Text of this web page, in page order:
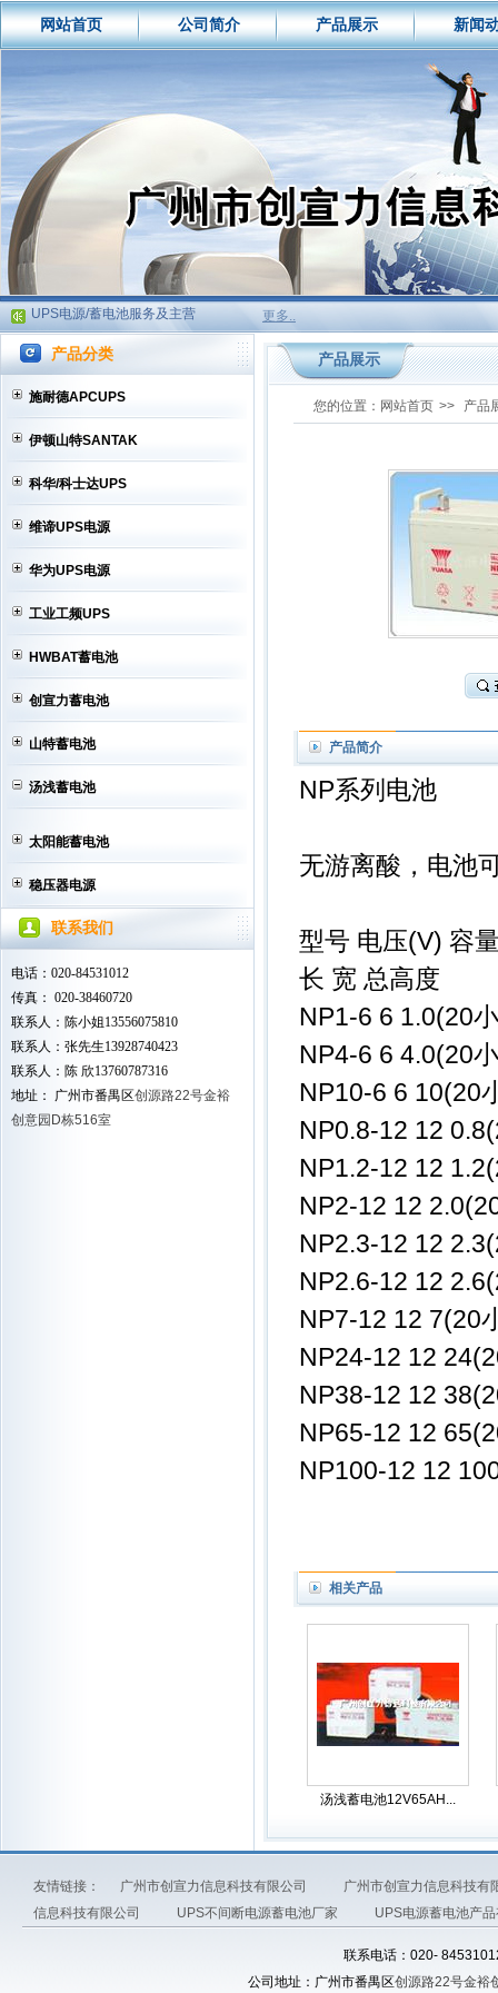
网站首页 公司简介 产品展示 新闻
如何选购买UPS电源
什么是铅酸蓄电池?
UPS电源技术特性比较
UPS电源/蓄电池服务及主营
如何选购买UPS电源
什么是铅酸蓄电池?
UPS电源技术特性比较
UPS电源/蓄电池服务及主营
如何选购买UPS电源
什么是铅酸蓄电池?
UPS电源/蓄电池服务及主营
更多..
产品分类
施耐德APCUPS
伊顿山特SANTAK
科华/科士达UPS
维谛UPS电源
华为UPS电源
工业工频UPS
HWBAT蓄电池
创宣力蓄电池
山特蓄电池
汤浅蓄电池
太阳能蓄电池
稳压器电源
联系我们
电话：020-84531012
传真： 020-38460720
联系人：陈小姐13556075810
联系人：张先生13928740423
联系人：陈 欣13760787316
地址： 广州市番禺区创源路22号金裕
创意园D栋516室
产品展示
您的位置： 网站首页 >> 产品
产品简介
NP系列电池
无游离酸，电池
型号 电压(V) 容
长 宽 总高度
NP1-6 6 1.0(20
NP4-6 6 4.0(20
NP10-6 6 10(20
NP0.8-12 12
NP1.2-12 12
NP2-12 12
NP2.3-12 12
NP2.6-12 12
NP7-12 12 7(20
NP24-12 12
NP38-12 12
NP65-12 12
NP100-12 12
相关产品
汤浅蓄电池12V65AH...
友情链接： 广州市创宣力信息科技有限公司
广州市创宣力信息科技有
信息科技有限公司
UPS不间断电源蓄电池厂家 UPS电源蓄电池产
联系电话：020-
公司地址：广州市番禺区创源路22号金裕